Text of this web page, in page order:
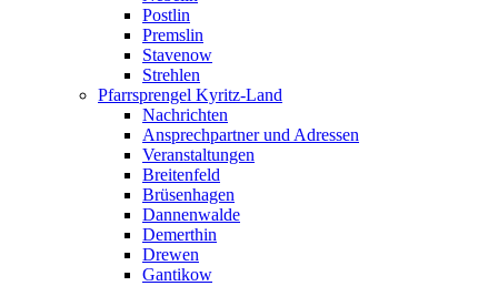
Postlin
Premslin
Stavenow
Strehlen
Pfarrsprengel Kyritz-Land
Nachrichten
Ansprechpartner und Adressen
Veranstaltungen
Breitenfeld
Brüsenhagen
Dannenwalde
Demerthin
Drewen
Gantikow